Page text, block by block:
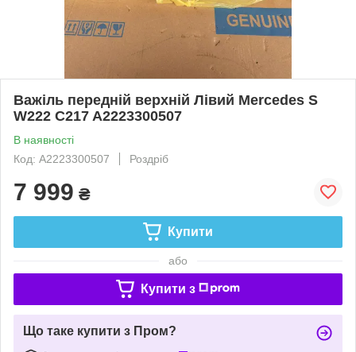
Важіль передній верхній Лівий Mercedes S
W222 C217 A2223300507
В наявності
Код: A2223300507
Роздріб
7 999 ₴
Купити
або
Купити з
Що таке купити з Пром?